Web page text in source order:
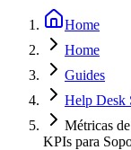
Home
Home
Guides
Help Desk
Métricas
KPIs para